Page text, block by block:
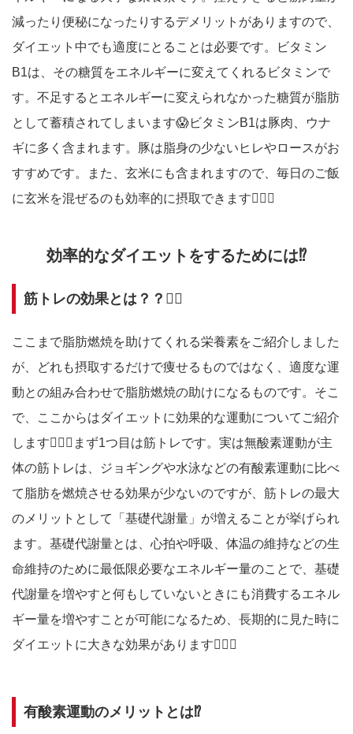
減ったり便秘になったりするデメリットがありますので、
ダイエット中でも適度にとることは必要です。ビタミン
B1は、その糖質をエネルギーに変えてくれるビタミンで
す。不足するとエネルギーに変えられなかった糖質が脂肪
として蓄積されてしまいます😱ビタミンB1は豚肉、ウナ
ギに多く含まれます。豚は脂身の少ないヒレやロースがお
すすめです。また、玄米にも含まれますので、毎日のご飯
に玄米を混ぜるのも効率的に摂取できます🙆🏻‍♀️
効率的なダイエットをするためには⁉️
筋トレの効果とは？？🏋️‍♀️
ここまで脂肪燃焼を助けてくれる栄養素をご紹介しました
が、どれも摂取するだけで痩せるものではなく、適度な運
動との組み合わせで脂肪燃焼の助けになるものです。そこ
で、ここからはダイエットに効果的な運動についてご紹介
します🙆🏻‍♀️まず1つ目は筋トレです。実は無酸素運動が主
体の筋トレは、ジョギングや水泳などの有酸素運動に比べ
て脂肪を燃焼させる効果が少ないのですが、筋トレの最大
のメリットとして「基礎代謝量」が増えることが挙げられ
ます。基礎代謝量とは、心拍や呼吸、体温の維持などの生
命維持のために最低限必要なエネルギー量のことで、基礎
代謝量を増やすと何もしていないときにも消費するエネル
ギー量を増やすことが可能になるため、長期的に見た時に
ダイエットに大きな効果があります🙆🏻‍♀️
有酸素運動のメリットとは⁉️